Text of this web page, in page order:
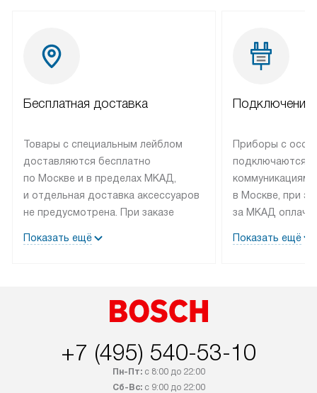
Бесплатная доставка
Товары с специальным лейблом
доставляются бесплатно
по Москве и в пределах МКАД,
и отдельная доставка аксессуаров
не предусмотрена. При заказе
рекомендуем обсудить
со статусом «В наличии» могут
быть отправлены покупателю
интересен товар «Под заказ»,
обсудите возможность его
приобретения с менеджером сайта.
Показать ещё
Подключение
Приборы с
подключаются к
коммуникациям
в Москве, при
за МКАД
партнера
по монтажу
Показать ещё
+7 (495) 540-53-10
Пн-Пт:с 8:00 до 22:00
Сб-Вс:с 9:00 до 22:00